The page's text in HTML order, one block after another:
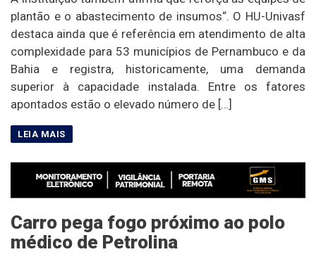
plantão e o abastecimento de insumos“. O HU-Univasf
destaca ainda que é referência em atendimento de alta
complexidade para 53 municípios de Pernambuco e da
Bahia e registra, historicamente, uma demanda
superior à capacidade instalada. Entre os fatores
apontados estão o elevado número de […]
Carro pega fogo próximo ao polo
médico de Petrolina